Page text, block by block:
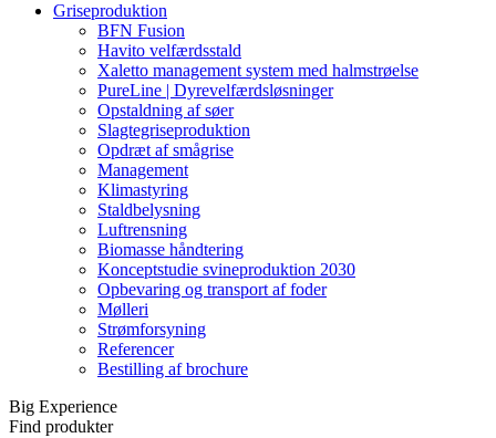
Griseproduktion
BFN Fusion
Havito velfærdsstald
Xaletto management system med halmstrøelse
PureLine | Dyrevelfærdsløsninger
Opstaldning af søer
Slagtegriseproduktion
Opdræt af smågrise
Management
Klimastyring
Staldbelysning
Luftrensning
Biomasse håndtering
Konceptstudie svineproduktion 2030
Opbevaring og transport af foder
Mølleri
Strømforsyning
Referencer
Bestilling af brochure
Big Experience
Find produkter